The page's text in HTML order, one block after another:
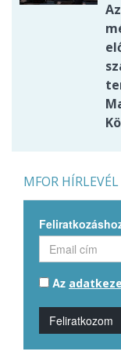
MFOR HÍRLEVÉL
Az
Feliratkozom